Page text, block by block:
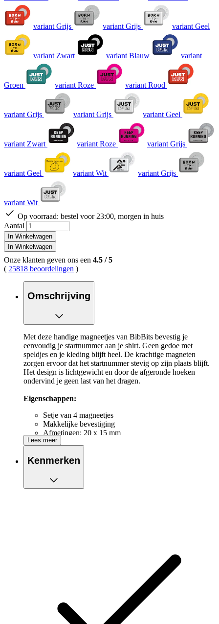
variant Grijs variant Grijs variant Geel
variant Zwart variant Blauw variant
Groen variant Roze variant Rood
variant Grijs variant Grijs variant Geel
variant Zwart variant Roze variant Grijs
variant Geel variant Wit variant Grijs
variant Wit
Op voorraad: bestel voor 23:00, morgen in huis
Aantal
In Winkelwagen
In Winkelwagen
Onze klanten geven ons een 4.5 /5
( 25818 beoordelingen )
Omschrijving
Met deze handige magneetjes van BibBits bevestig je
eenvoudig je startnummer aan je shirt. Geen gedoe met
speldjes en je kleding blijft heel. De krachtige magneten
zorgen ervoor dat het startnummer stevig op zijn plaats blijft.
Het design is lichtgewicht en door de afgeronde hoeken
ondervind je geen last van het dragen.
Eigenschappen:
Setje van 4 magneetjes
Makkelijke bevestiging
Afmetingen: 20 x 15 mm
Lees meer
Kenmerken